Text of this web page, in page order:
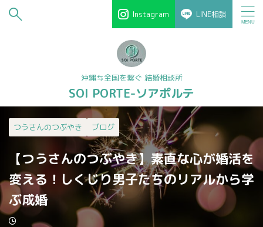
Instagram LINE相談
沖縄⇆全国を繋ぐ 結婚相談所
SOI PORTE-ソアポルテ
つうさんのつぶやき ブログ
【つうさんのつぶやき】素直な心が婚活を
変える！しくじり男子たちのリアルから学
ぶ成婚